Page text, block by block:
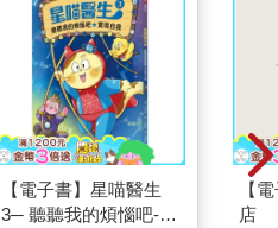
【電子書】星喵醫生
3─ 聽聽我的煩惱吧-實
【
店